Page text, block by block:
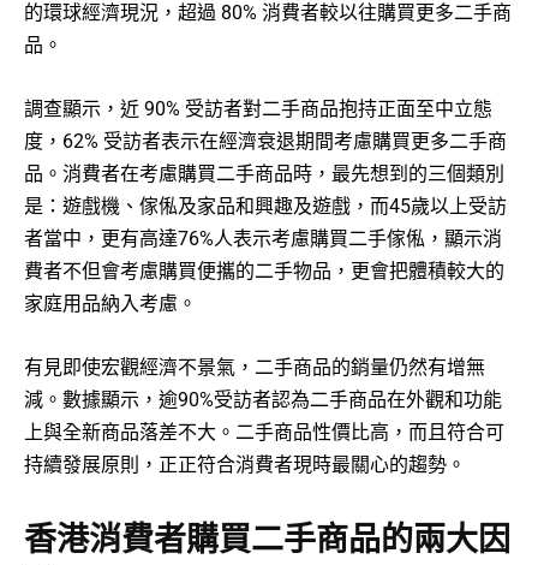
的環球經濟現況，超過 80% 消費者較以往購買更多二手商
品。
調查顯示，近 90% 受訪者對二手商品抱持正面至中立態
度，62% 受訪者表示在經濟衰退期間考慮購買更多二手商
品。消費者在考慮購買二手商品時，最先想到的三個類別
是：遊戲機、傢俬及家品和興趣及遊戲，而45歲以上受訪
者當中，更有高達76%人表示考慮購買二手傢俬，顯示消
費者不但會考慮購買便攜的二手物品，更會把體積較大的
家庭用品納入考慮。
有見即使宏觀經濟不景氣，二手商品的銷量仍然有增無
減。數據顯示，逾90%受訪者認為二手商品在外觀和功能
上與全新商品落差不大。二手商品性價比高，而且符合可
持續發展原則，正正符合消費者現時最關心的趨勢。
香港消費者購買二手商品的兩大因